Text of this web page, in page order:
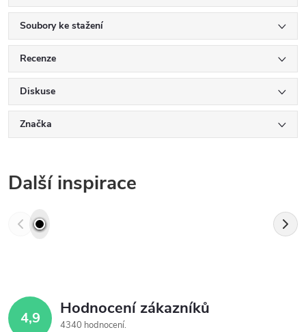
Soubory ke stažení
Recenze
Diskuse
Značka
Další inspirace
4,9 Hodnocení zákazníků
4340 hodnocení